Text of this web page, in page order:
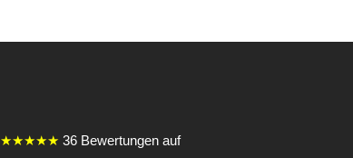
★★★★★ 36 Bewertungen auf